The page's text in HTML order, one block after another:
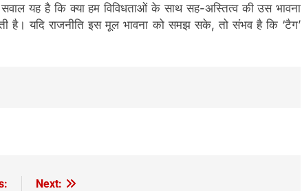
यह है कि क्या हम विविधताओं के साथ सह-अस्तित्व की उस भावना
है। यदि राजनीति इस मूल भावना को समझ सके, तो संभव है कि ‘टैग’
Next: